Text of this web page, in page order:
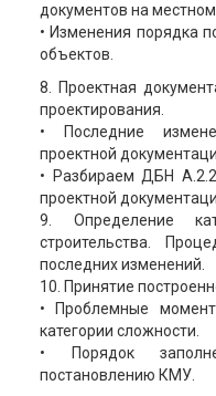
документов на местном
• Изменения порядка
объектов.
8. Проектная
проектирования.
• Последние
проектной
• Разбираем ДБН
проектной
9. Определение
строительства.
последних изменений.
10. Принятие
• Проблемные
категории сложности.
• Порядок
постановлению КМУ.